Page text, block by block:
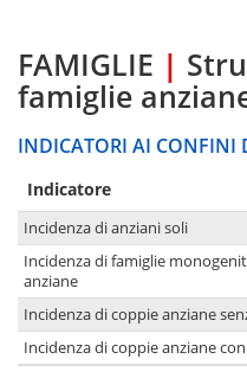
FAMIGLIE |
famiglie
INDICATORI AI CONFINI
Indicatore
Incidenza di anziani soli
Incidenza di famiglie
anziane
Incidenza di coppie anziane
Incidenza di coppie anziane